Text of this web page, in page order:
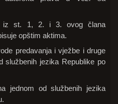
iz st. 1, 2. i 3. ovog člana
opštim aktima.
predavanja i vježbe i druge
službenih jezika Republike po
jednom od službenih jezika